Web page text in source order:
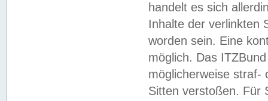
handelt es sich
Inhalte der verlinkten
worden sein. Eine
möglich. Das
möglicherweise straf-
Sitten verstoßen. Für